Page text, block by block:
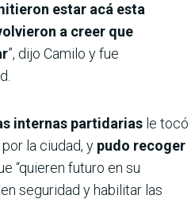
estar acá esta
a creer que
”, dijo Camilo y fue
internas partidarias le tocó
la ciudad, y pudo recoger
“quieren futuro en su
seguridad y habilitar las